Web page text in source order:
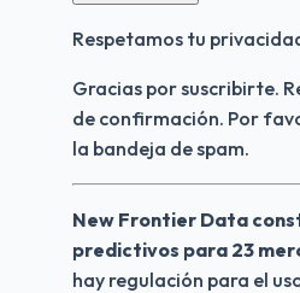
Respetamos tu
Gracias por suscribirte.
de confirmación. Por
la bandeja de spam.
New Frontier Data
predictivos para 23
hay regulación para el